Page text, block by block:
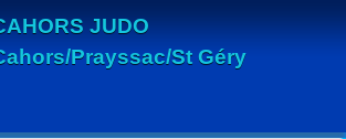
JUDO
Prayssac/St Géry
des cookies